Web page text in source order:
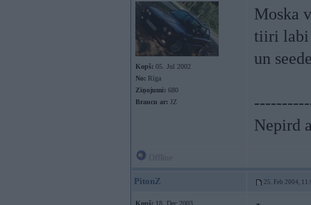
Kopš: 05. Jul 2002
No: Rīga
Ziņojumi: 680
Braucu ar: JZ
Moska
tiiri labi
un
Nepird
PitonZ 25. Feb 2004,
Kopš: 18. Dec 2003